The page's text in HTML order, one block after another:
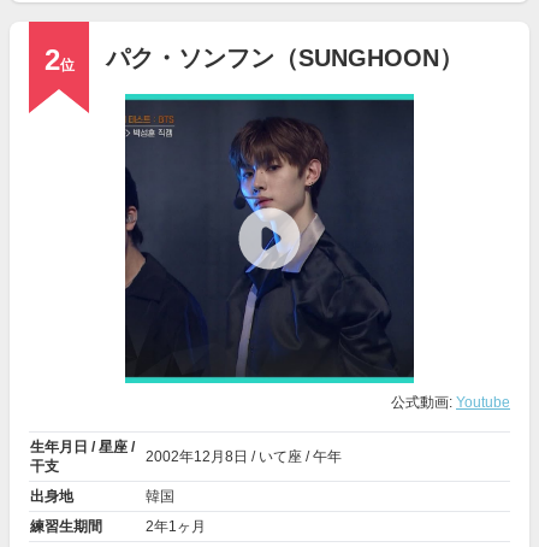
2位 パク・ソンフン（SUNGHOON）
公式動画: Youtube
生年月日 / 星座 /
干支
2002年12月8日 / いて座 / 午年
出身地
韓国
練習生期間
2年1ヶ月